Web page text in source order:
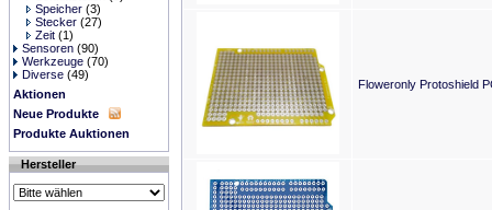
Speicher (3)
Stecker (27)
Zeit (1)
Sensoren (90)
Werkzeuge (70)
Diverse (49)
Aktionen
Neue Produkte
Produkte Auktionen
Hersteller
Floweronly Protoshield